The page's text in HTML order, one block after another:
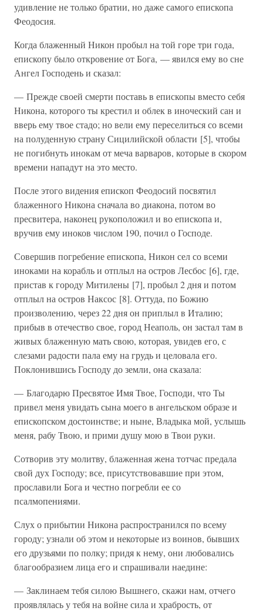
удивление не только братии, но даже самого епископа
Феодосия.
Когда блаженный Никон пробыл на той горе три года,
епископу было откровение от Бога, — явился ему во сне
Ангел Господень и сказал:
— Прежде своей смерти поставь в епископы вместо себя
Никона, которого ты крестил и облек в иноческий сан и
вверь ему твое стадо; но вели ему переселиться со всеми
на полуденную страну Сицилийской области [5], чтобы
не погибнуть инокам от меча варваров, которые в скором
времени нападут на это место.
После этого видения епископ Феодосий посвятил
блаженного Никона сначала во диакона, потом во
пресвитера, наконец рукоположил и во епископа и,
вручив ему иноков числом 190, почил о Господе.
Совершив погребение епископа, Никон сел со всеми
иноками на корабль и отплыл на остров Лесбос [6], где,
пристав к городу Митилены [7], пробыл 2 дня и потом
отплыл на остров Наксос [8]. Оттуда, по Божию
произволению, через 22 дня он приплыл в Италию;
прибыв в отечество свое, город Неаполь, он застал там в
живых блаженную мать свою, которая, увидев его, с
слезами радости пала ему на грудь и целовала его.
Поклонившись Господу до земли, она сказала:
— Благодарю Пресвятое Имя Твое, Господи, что Ты
привел меня увидать сына моего в ангельском образе и
епископском достоинстве; и ныне, Владыка мой, услышь
меня, рабу Твою, и прими душу мою в Твои руки.
Сотворив эту молитву, блаженная жена тотчас предала
свой дух Господу; все, присутствовавшие при этом,
прославили Бога и честно погребли ее со
псалмопениями.
Слух о прибытии Никона распространился по всему
городу; узнали об этом и некоторые из воинов, бывших
его друзьями по полку; придя к нему, они любовались
благообразием лица его и спрашивали наедине:
— Заклинаем тебя силою Вышнего, скажи нам, отчего
проявлялась у тебя на войне сила и храбрость, от